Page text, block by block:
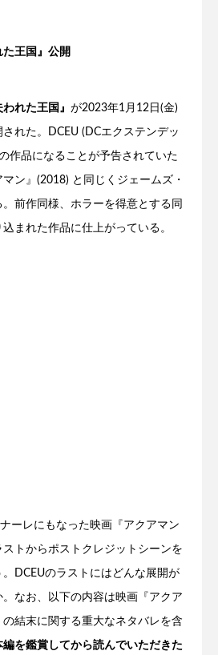
た王国』公開
れた王国』 が2023年1月12日(金)
れた。DCEU (DCエクステンデッ
作品になることが予告されていた
ン』(2018) と同じくジェームズ・
前作同様、ホラーを得意とする同
まれた作品に仕上がっている。
ーレにもなった映画『アクアマン
トからポストクレジットシーンを
DCEUのラストにはどんな展開が
なお、以下の内容は映画『アクア
結末に関する重大なネタバレを含
編を鑑賞してから読んでいただきた